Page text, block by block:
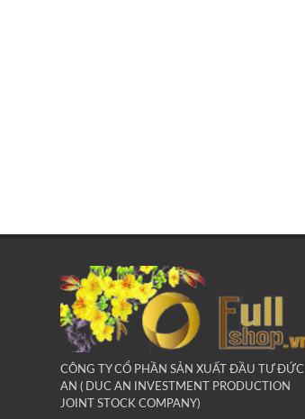
CÔNG TY CỔ PHẦN SẢN XUẤT ĐẦU TƯ ĐỨC
AN ( DUC AN INVESTMENT PRODUCTION
JOINT STOCK COMPANY)